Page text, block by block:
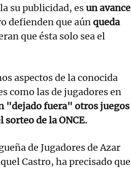
su publicidad, esun avance
defienden que aúnqueda
que ésta solo sea el
aspectos de la conocida
como las de jugadores en
"dejado fuera" otros juegos
de la ONCE.
de Jugadores de Azar
Castro, ha precisado que